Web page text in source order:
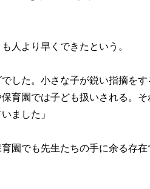
人より早くできたという。
した。小さな子が鋭い指摘を
育園では子ども扱いされる。
ました」
園でも先生たちの手に余る存